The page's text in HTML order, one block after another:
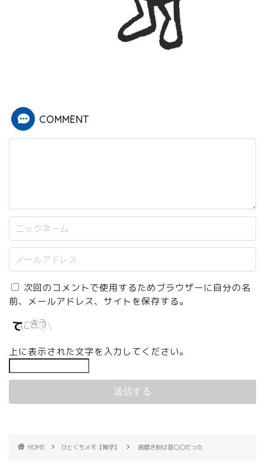
COMMENT
次回のコメントで使用するためブラウザーに自分の名
前、メールアドレス、サイトを保存する。
上に表示された文字を入力してください。
HOME ひとくちメモ【雑学】 歯磨き粉は昔〇〇だった